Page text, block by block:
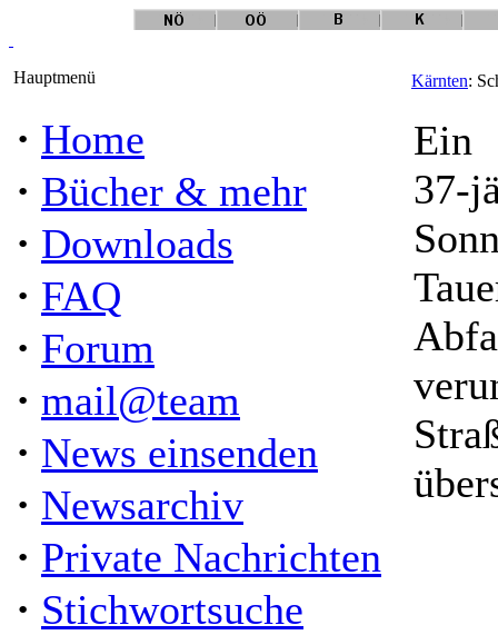
Hauptmenü
· Home
· Bücher & mehr
· Downloads
· FAQ
· Forum
· mail@team
· News einsenden
· Newsarchiv
· Private Nachrichten
· Stichwortsuche
Kärnten:
Ein
37-